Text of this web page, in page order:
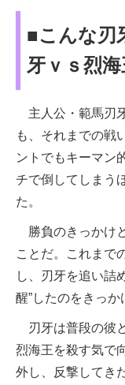
■こんな刃
牙ｖｓ烈
主人公・範馬刃
も、それまでの戦
ントでもキーマン
チで倒してしまう
た。
勝負のきっかけ
ことだ。これまで
し、刃牙を追い詰
醒”したのをきっか
刃牙は普段の彼
烈海王を殺す気で
外し、反撃してき